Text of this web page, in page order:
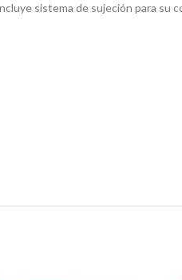
sistema de sujeción para su